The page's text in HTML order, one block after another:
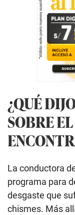
¿QUÉ
SOBRE
La conductora
programa para
desgaste que
chismes. Más